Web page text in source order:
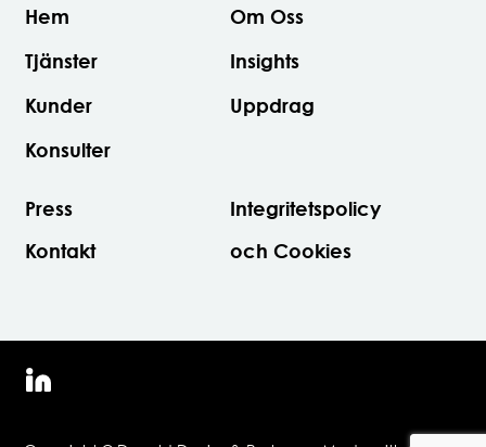
Hem
Tjänster
Kunder
Konsulter
Om Oss
Insights
Uppdrag
Press
Kontakt
Integritetspolicy
och Cookies